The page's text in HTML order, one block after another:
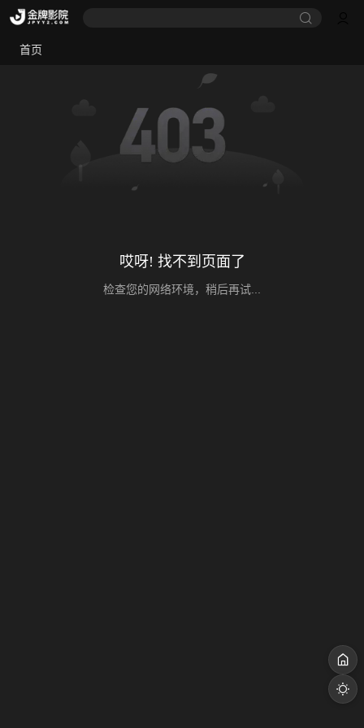
首页
哎呀! 找不到页面了
检查您的网络环境，稍后再试...